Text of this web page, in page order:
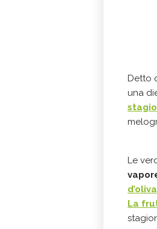
Detto
una
Le
d’oliva
La